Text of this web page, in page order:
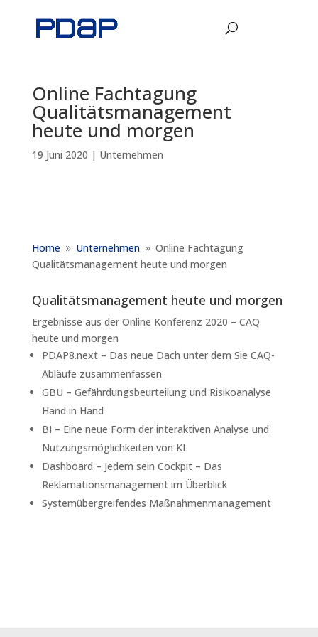
Online Fachtagung
Qualitätsmanagement
heute und morgen
19 Juni 2020 | Unternehmen
Home 9 Unternehmen 9 Online Fachtagung
Qualitätsmanagement heute und morgen
Qualitätsmanagement heute und morgen
Ergebnisse aus der Online Konferenz 2020 – CAQ
heute und morgen
PDAP8.next – Das neue Dach unter dem Sie CAQ-
Abläufe zusammenfassen
GBU – Gefährdungsbeurteilung und Risikoanalyse
Hand in Hand
BI – Eine neue Form der interaktiven Analyse und
Nutzungsmöglichkeiten von KI
Dashboard – Jedem sein Cockpit – Das
Reklamationsmanagement im Überblick
Systemübergreifendes Maßnahmenmanagement